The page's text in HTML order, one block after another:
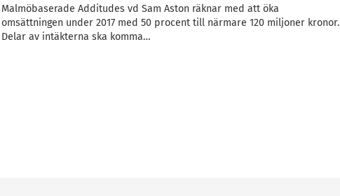
Malmöbaserade Additudes vd Sam Aston räknar med att öka
omsättningen under 2017 med 50 procent till närmare 120 miljoner kronor.
Delar av intäkterna ska komma…